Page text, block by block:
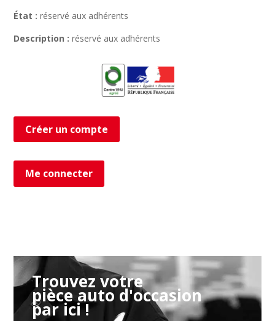
État : réservé aux adhérents
Description : réservé aux adhérents
Créer un compte
Me connecter
Trouvez votre
pièce auto d'occasion
par ici !